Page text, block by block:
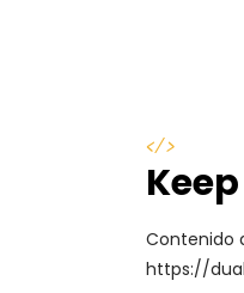
</>
Contenido
https://